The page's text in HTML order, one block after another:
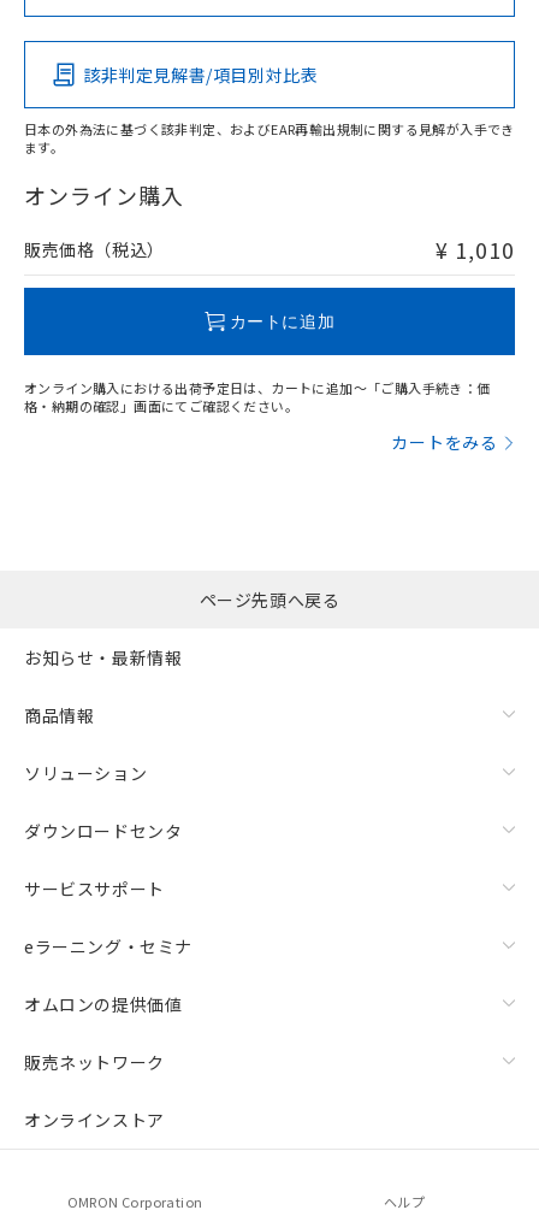
Pb Hg Cd Cr(VI)
O
在庫等で未対応品が混在する可能性があります。
問い合わせください。
該非判定見解書/項目別対比表
日本の外為法に基づく該非判定、およびEAR再輸出規制に関する見解が入手でき
ます。
オンライン購入
販売価格（税込） ¥ 1,010
カートに追加
オンライン購入における出荷予定日は、カートに追加～「ご購入手続き：価
格・納期の確認」画面にてご確認ください。
カートをみる
ページ先頭へ戻る
お知らせ・最新情報
商品情報
ソリューション
ダウンロードセンタ
サービスサポート
eラーニング・セミナ
オムロンの提供価値
販売ネットワーク
オンラインストア
OMRON Corporation ヘルプ